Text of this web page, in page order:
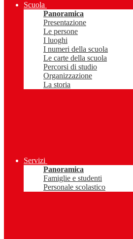
Scuola
Panoramica
Presentazione
Le persone
I luoghi
I numeri della scuola
Le carte della scuola
Percorsi di studio
Organizzazione
La storia
Servizi
Panoramica
Famiglie e studenti
Personale scolastico